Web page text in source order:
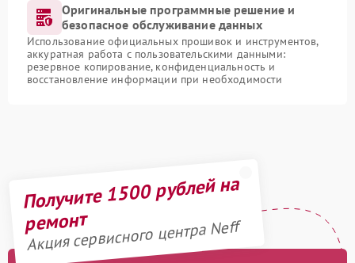
Оригинальные программные решение и
безопасное обслуживание данных
Использование официальных прошивок и инструментов,
аккуратная работа с пользовательскими данными:
резервное копирование, конфиденциальность и
восстановление информации при необходимости
Получите 1500 рублей на
ремонт
Акция сервисного центра Neff